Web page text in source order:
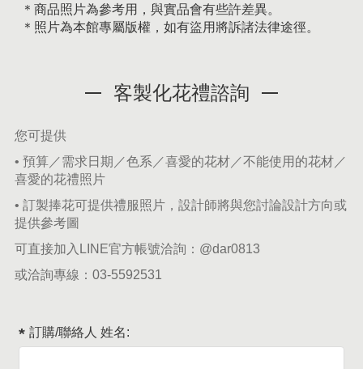
＊商品照片為參考用，與實品會有些許差異。
＊照片為本館專屬版權，如有盜用將訴諸法律途徑。
客製化花禮諮詢
您可提供
• 預算／需求日期／色系／喜愛的花材／不能使用的花材／
喜愛的花禮照片
• 訂製捧花可提供禮服照片，設計師將與您討論設計方向或
提供參考圖
可直接加入LINE官方帳號洽詢： @dar0813
或洽詢專線： 03-5592531
訂購/聯絡人 姓名: